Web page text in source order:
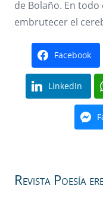
de Bolaño. En
embrutecer el
Facebook
LinkedIn
Revista Poesía